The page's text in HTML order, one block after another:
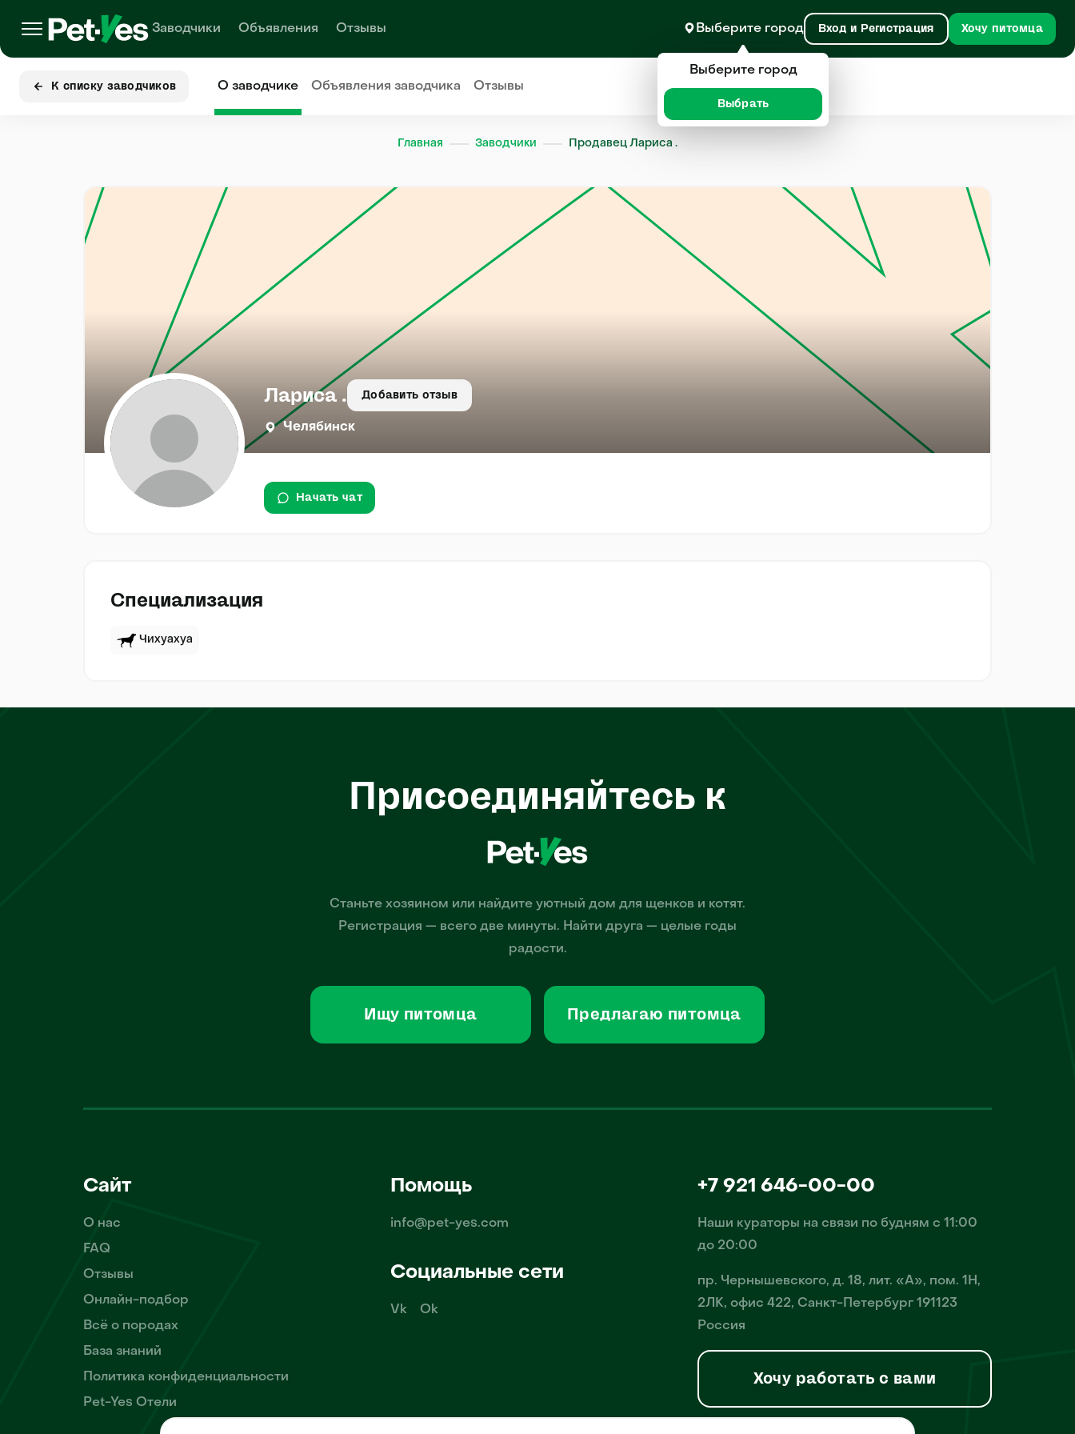
Заводчики Объявления Отзывы Выберите город Вход и Регистрация Хочу питомца
К списку заводчиков О заводчике Объявлениязаводчика Отзывы
Главная Заводчики Продавец Лариса .
Лариса . Добавить отзыв
Челябинск
Начать чат
Специализация
Чихуахуа
Присоединяйтесь к
Станьте хозяином или найдите уютный дом для щенков и котят.
Регистрация — всего две минуты. Найти друга — целые годы
радости.
Ищу питомца Предлагаю питомца
Сайт
О нас
FAQ
Отзывы
Онлайн-подбор
Всё о породах
База знаний
Политика конфиденциальности
Pet-Yes Отели
Помощь
info@pet-yes.com
Социальные сети
Vk Ok
+7 921 646-00-00
Наши кураторы на связи по будням с 11:00
до 20:00
пр. Чернышевского, д. 18, лит. «А», пом. 1Н,
2ЛК, офис 422, Санкт-Петербург 191123
Россия
Хочу работать с вами
Выберите город
Выбрать